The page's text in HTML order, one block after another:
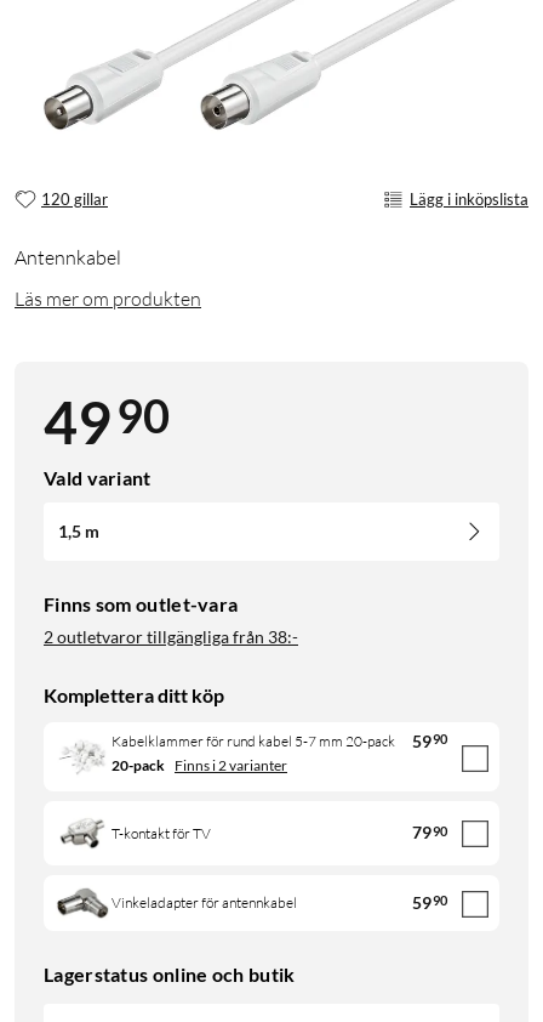
120 gillar Lägg i inköpslista
Antennkabel
Läs mer om produkten
4990
Vald variant
1,5 m
Finns som outlet-vara
2 outletvaror tillgängliga från 38:-
Komplettera ditt köp
Kabelklammer för rund kabel 5-7 mm 20-pack 5990
20-pack Finns i 2 varianter
T-kontakt för TV 7990
Vinkeladapter för antennkabel 5990
Lagerstatus online och butik